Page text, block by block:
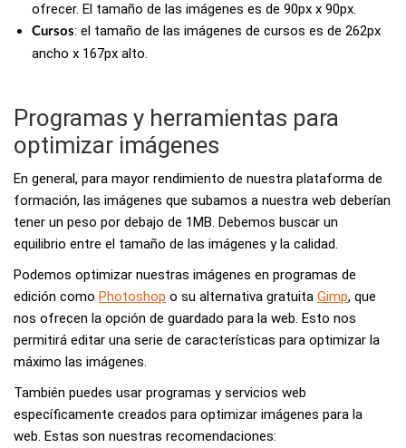
ofrecer. El tamaño de las imágenes es de 90px x 90px.
Cursos: el tamaño de las imágenes de cursos es de 262px
ancho x 167px alto.
Programas y herramientas para
optimizar imágenes
En general, para mayor rendimiento de nuestra plataforma de
formación, las imágenes que subamos a nuestra web deberían
tener un peso por debajo de 1MB. Debemos buscar un
equilibrio entre el tamaño de las imágenes y la calidad.
Podemos optimizar nuestras imágenes en programas de
edición como Photoshop o su alternativa gratuita Gimp, que
nos ofrecen la opción de guardado para la web. Esto nos
permitirá editar una serie de características para optimizar la
máximo las imágenes.
También puedes usar programas y servicios web
específicamente creados para optimizar imágenes para la
web. Estas son nuestras recomendaciones: